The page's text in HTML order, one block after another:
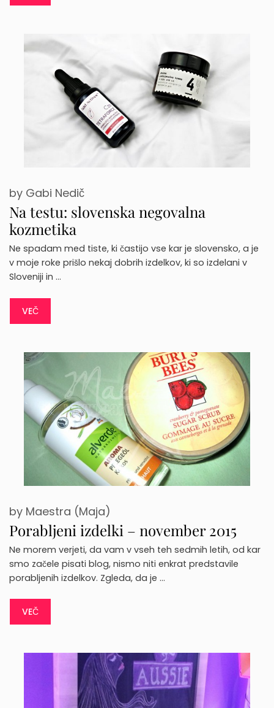
Na testu: slovenska negovalna
kozmetika
by Gabi Nedič
Ne spadam med tiste, ki častijo vse kar je slovensko, a je
v moje roke prišlo nekaj dobrih izdelkov, ki so izdelani v
Sloveniji in …
VEČ
Porabljeni izdelki – november 2015
by Maestra (Maja)
Ne morem verjeti, da vam v vseh teh sedmih letih, od kar
smo začele pisati blog, nismo niti enkrat predstavile
porabljenih izdelkov. Zgleda, da je …
VEČ